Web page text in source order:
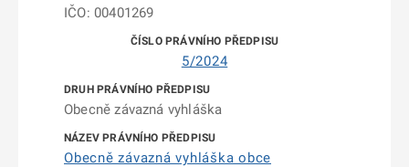
IČO: 00401269
5/2024
Obecně závazná vyhláška
Obecně závazná vyhláška obce